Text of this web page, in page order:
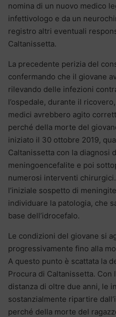
nomina di un nuovo medico
infettivologo e da un
registro altri eventuali
Caltanissetta.
La precedente perizia del
confermando che il giovane
rilevando delle infezioni
l’ospedale, durante il
medici avrebbero agito
perché della morte del
iniziato il 30 ottobre 2019,
Caltanissetta con la diagnosi
meningoencefalite e poi
numerosi interventi
l’iniziale sospetto di
individuare la patologia, che
base dell’idrocefalo.
Le condizioni del giovane si
progressivamente fino alla
A questo punto è scattata la
Procura di Caltanissetta. Con
distanza di oltre due anni, le
sostanzialmente ripartire
perché della morte del